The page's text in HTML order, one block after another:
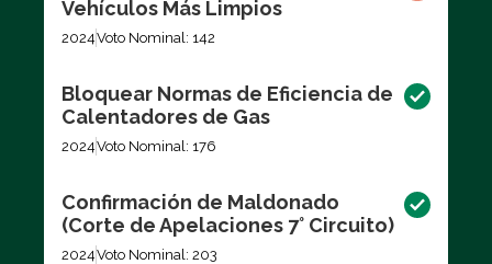
Vehículos Más Limpios
2024Voto Nominal: 142
Bloquear Normas de Eficiencia de
Calentadores de Gas
2024Voto Nominal: 176
Confirmación de Maldonado
(Corte de Apelaciones 7° Circuito)
2024Voto Nominal: 203